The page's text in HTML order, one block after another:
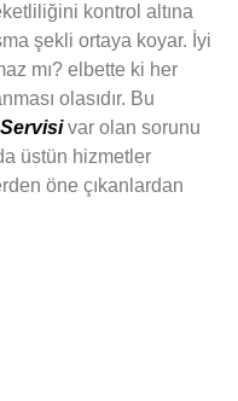
kontrol altına
şekli ortaya koyar. İyi
mı? elbette ki her
olasıdır. Bu
var olan sorunu
üstün hizmetler
öne çıkanlardan